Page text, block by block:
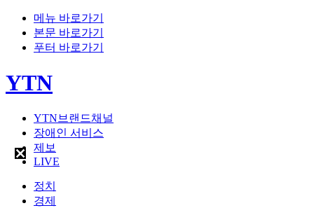
메뉴 바로가기
본문 바로가기
푸터 바로가기
YTN
YTN브랜드채널
장애인 서비스
제보
LIVE
정치
경제